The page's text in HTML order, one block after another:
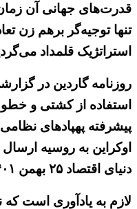
قدرت‌های جهانی آن
تنها توجیه‌گر برهم زن
استراتژیک قلمداد
روزنامه گاردین در
استفاده از کشتی و
پیشرفته پهپادهای
اوکراین به روسیه
دنیای اقتصاد ۲۵ بهمن ۱۴۰۱)
لازم به یادآوری است